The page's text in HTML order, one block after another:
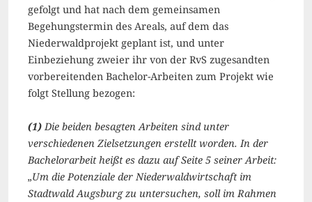
gefolgt und hat nach dem gemeinsamen
Begehungstermin des Areals, auf dem das
Niederwaldprojekt geplant ist, und unter
Einbeziehung zweier ihr von der RvS zugesandten
vorbereitenden Bachelor-Arbeiten zum Projekt wie
folgt Stellung bezogen:
(1)Die beiden besagten Arbeiten sind unter
verschiedenen Zielsetzungen erstellt worden. In der
Bachelorarbeit heißt es dazu auf Seite 5 seiner Arbeit:
„Um die Potenziale der Niederwaldwirtschaft im
Stadtwald Augsburg zu untersuchen, soll im Rahmen